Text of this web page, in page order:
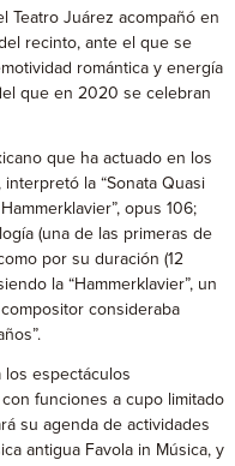
Teatro Juárez acompañó en
recinto, ante el que se
romántica y energía
que en 2020 se celebran
que ha actuado en los
la “Sonata Quasi
opus 106;
(una de las primeras de
por su duración (12
la “Hammerklavier”, un
consideraba
los espectáculos
funciones a cupo limitado
su agenda de actividades
antigua Favola in Música, y